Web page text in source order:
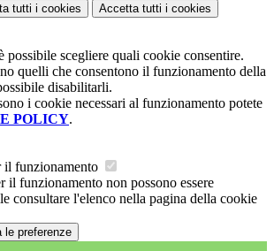
tutti i cookies Accetta tutti i cookies
possibile scegliere quali cookie consentire.
quelli che consentono il funzionamento della
disabilitarli.
i cookie necessari al funzionamento potete
POLICY.
il funzionamento
il funzionamento non possono essere
consultare l'elenco nella pagina della cookie
le preferenze